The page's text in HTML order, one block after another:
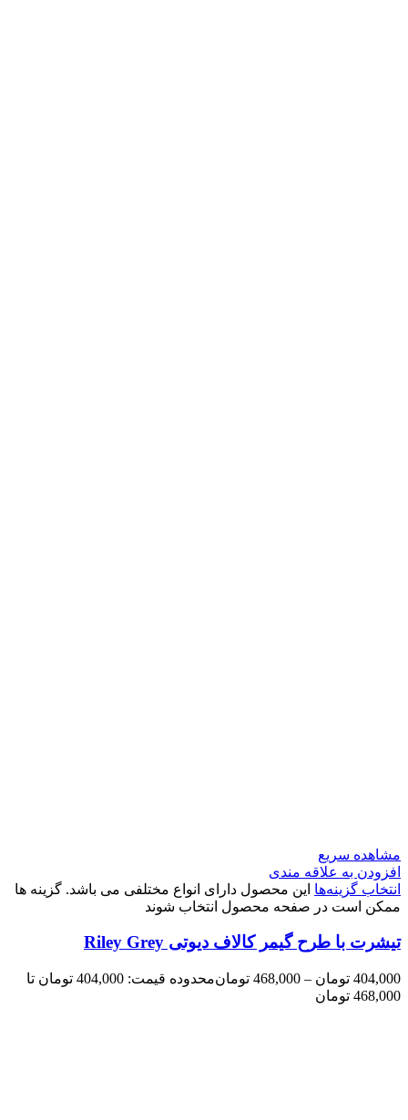
مشاهده سریع
افزودن به علاقه مندی
انتخاب گزینه‌ها این محصول دارای انواع مختلفی می باشد. گزینه ها
ممکن است در صفحه محصول انتخاب شوند
تیشرت با طرح گیمر کالاف دیوتی Riley Grey
404,000 تومان –
468,000 تومان
محدوده قیمت: 404,000 تومان تا
468,000 تومان